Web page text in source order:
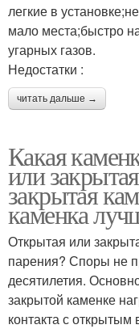
легкие в
мало места;быстро
угарных газов.
Недостатки :
читать дальше →
Какая
или
закрытая
каменка
Открытая или
парения? Споры не
десятилетия.
закрытой каменке
контакта с открытым